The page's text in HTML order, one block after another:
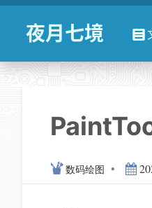
夜月七境
数码绘图 •